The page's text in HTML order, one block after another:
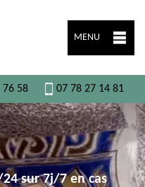
MENU
76 58 07 78 27 14 81
sur 7j/7 en cas